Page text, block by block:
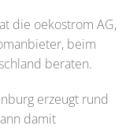
die oekostrom AG,
beim
beraten.
erzeugt rund
damit